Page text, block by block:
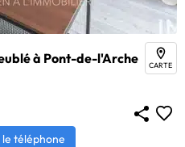
à Pont-de-l'Arche CARTE
téléphone